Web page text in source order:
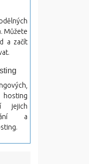
Můžete
a začít
jejich
a